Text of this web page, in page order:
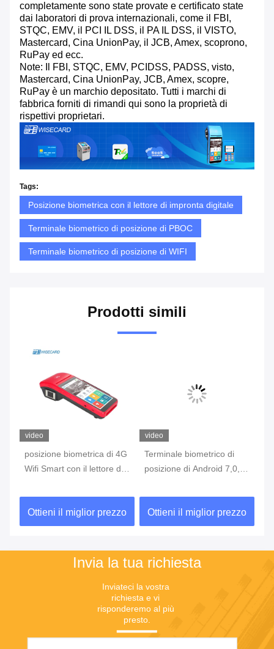
completamente sono state provate e certificato state
dai laboratori di prova internazionali, come il FBI,
STQC, EMV, il PCI IL DSS, il PA IL DSS, il VISTO,
Mastercard, Cina UnionPay, il JCB, Amex, scoprono,
RuPay ed ecc.
Note: Il FBI, STQC, EMV, PCIDSS, PADSS, visto,
Mastercard, Cina UnionPay, JCB, Amex, scopre,
RuPay è un marchio depositato. Tutti i marchi di
fabbrica forniti di rimandi qui sono la proprietà di
rispettivi proprietari.
Tags:
Posizione biometrica con il lettore di impronta digitale
Terminale biometrico di posizione di PBOC
Terminale biometrico di posizione di WIFI
Prodotti simili
video
posizione biometrica di 4G
Wifi Smart con il lettore di
Screen
Ottieni il miglior prezzo
video
Terminale biometrico di
posizione di Android 7,0,
posizione con lo
stampatore Built In Battery
Ottieni il miglior prezzo
Invia la tua richiesta
Inviateci la vostra
richiesta e vi
risponderemo al più
presto.